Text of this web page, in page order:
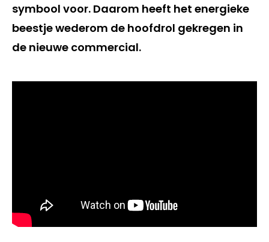
symbool voor. Daarom heeft het energieke
beestje wederom de hoofdrol gekregen in
de nieuwe commercial.